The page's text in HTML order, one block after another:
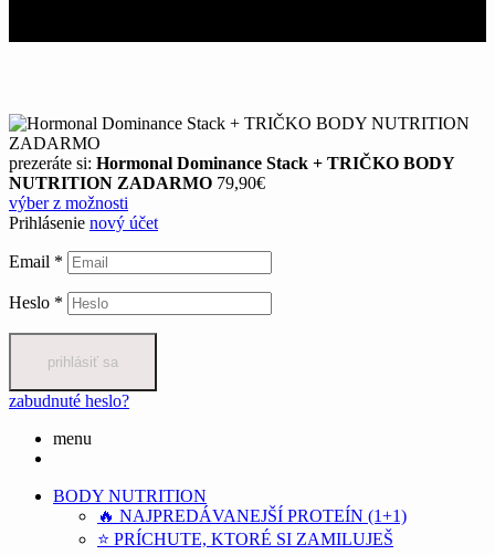
prezeráte si: Hormonal Dominance Stack + TRIČKO BODY
NUTRITION ZADARMO 79,90€
výber z možnosti
Prihlásenie nový účet
Email *
Heslo *
prihlásiť sa
zabudnuté heslo?
menu
BODY NUTRITION
🔥 NAJPREDÁVANEJŠÍ PROTEÍN (1+1)
⭐ PRÍCHUTE, KTORÉ SI ZAMILUJEŠ